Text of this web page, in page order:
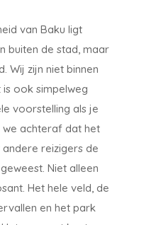
van Baku ligt
buiten de stad, maar
Wij zijn niet binnen
ook simpelweg
voorstelling als je
achteraf dat het
reizigers de
Niet alleen
Het hele veld, de
en het park